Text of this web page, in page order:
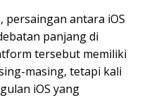
persaingan antara iOS
panjang di
tersebut memiliki
masing, tetapi kali
iOS yang